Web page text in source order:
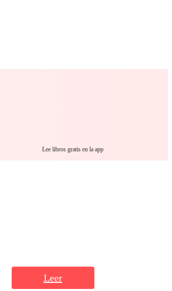
Lee libros gratis en la app
Leer